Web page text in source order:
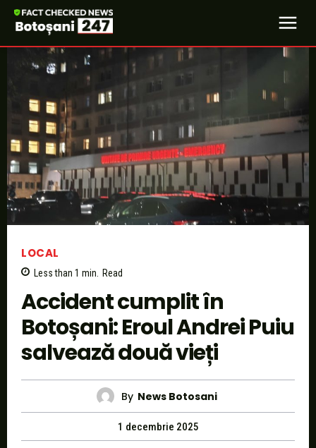
LOCAL
Less than 1 min. Read
Accident cumplit în
Botoșani: Eroul Andrei Puiu
salvează două vieți
By News Botosani
1 decembrie 2025